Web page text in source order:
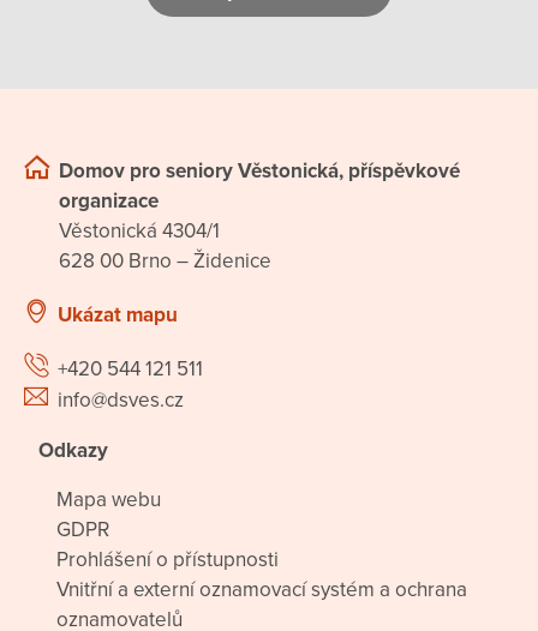
Domov pro seniory Věstonická, příspěvkové
organizace
Věstonická 4304/1
628 00 Brno – Židenice
Ukázat mapu
+420 544 121 511
info@dsves.cz
Odkazy
Mapa webu
GDPR
Prohlášení o přístupnosti
Vnitřní a externí oznamovací systém a ochrana
oznamovatelů